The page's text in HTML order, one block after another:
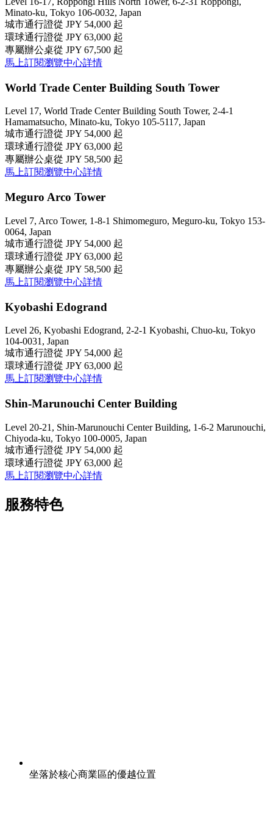
Minato-ku, Tokyo 106-0032, Japan
城市通行證從 JPY 54,000 起
環球通行證從 JPY 63,000 起
專屬辦公桌從 JPY 67,500 起
馬上訂閱瀏覽中心詳情
World Trade Center Building South Tower
Level 17, World Trade Center Building South Tower, 2-4-1
Hamamatsucho, Minato-ku, Tokyo 105-5117, Japan
城市通行證從 JPY 54,000 起
環球通行證從 JPY 63,000 起
專屬辦公桌從 JPY 58,500 起
馬上訂閱瀏覽中心詳情
Meguro Arco Tower
Level 7, Arco Tower, 1-8-1 Shimomeguro, Meguro-ku, Tokyo 153-
0064, Japan
城市通行證從 JPY 54,000 起
環球通行證從 JPY 63,000 起
專屬辦公桌從 JPY 58,500 起
馬上訂閱瀏覽中心詳情
Kyobashi Edogrand
Level 26, Kyobashi Edogrand, 2-2-1 Kyobashi, Chuo-ku, Tokyo
104-0031, Japan
城市通行證從 JPY 54,000 起
環球通行證從 JPY 63,000 起
馬上訂閱瀏覽中心詳情
Shin-Marunouchi Center Building
Level 20-21, Shin-Marunouchi Center Building, 1-6-2 Marunouchi,
Chiyoda-ku, Tokyo 100-0005, Japan
城市通行證從 JPY 54,000 起
環球通行證從 JPY 63,000 起
馬上訂閱瀏覽中心詳情
服務特色
坐落於核心商業區的優越位置